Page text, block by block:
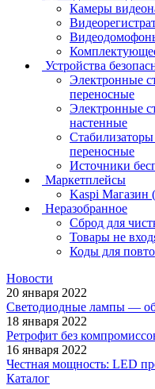
Камеры
Устройства
Электронные
переносные
Электронные
настенные
переносные
Источники
Маркетплейсы
Kaspi
Неразобранное
Сброд для
Товары не
Коды для
Новости
20 января 2022
Светодиодные лампы —
18 января 2022
Ретрофит без
16 января 2022
Честная мощность: LED
Каталог